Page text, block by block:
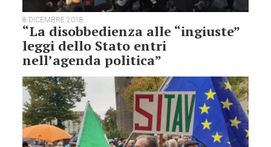
8 DICEMBRE 2018
“La disobbedienza alle “ingiuste”
leggi dello Stato entri
nell’agenda politica”